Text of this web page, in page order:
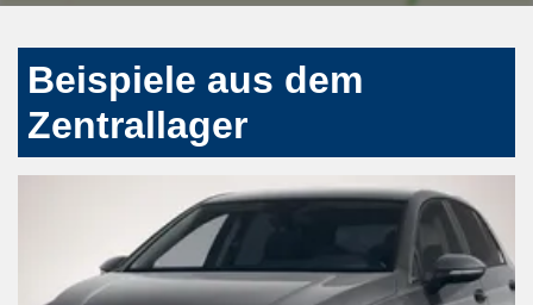
Beispiele aus dem
Zentrallager